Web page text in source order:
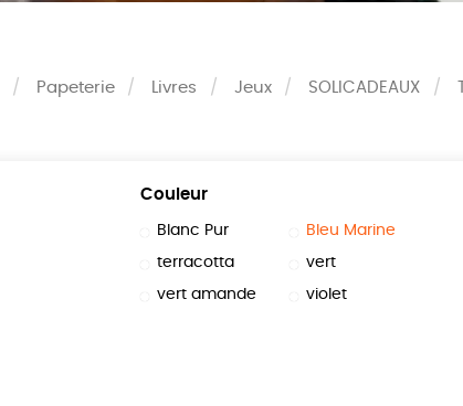
Papeterie Livres Jeux SOLICADEAUX
Couleur
Blanc Pur Bleu Marine
terracotta vert
vert amande violet